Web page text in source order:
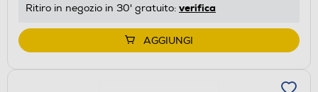
Ritiro in negozio in 30' gratuito: verifica
AGGIUNGI